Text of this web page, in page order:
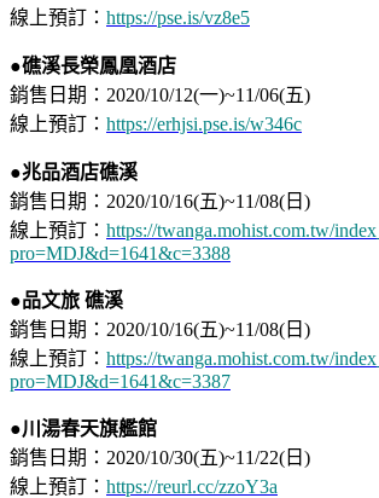
線上預訂： https://pse.is/vz8e5
●礁溪長榮鳳凰酒店
銷售日期：2020/10/12(一)~11/06(五)
線上預訂： https://erhjsi.pse.is/w346c
●兆品酒店礁溪
銷售日期：2020/10/16(五)~11/08(日)
線上預訂： https://twanga.mohist.com.tw/
pro=MDJ&d=1641&c=3388
●品文旅 礁溪
銷售日期：2020/10/16(五)~11/08(日)
線上預訂： https://twanga.mohist.com.tw/
pro=MDJ&d=1641&c=3387
●川湯春天旗艦館
銷售日期：2020/10/30(五)~11/22(日)
線上預訂： https://reurl.cc/zzoY3a